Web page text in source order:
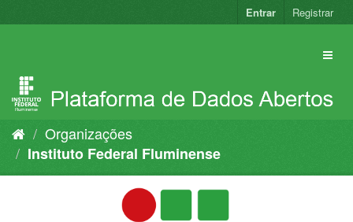
para
Entrar Registrar
Organizações
Instituto Federal Fluminense